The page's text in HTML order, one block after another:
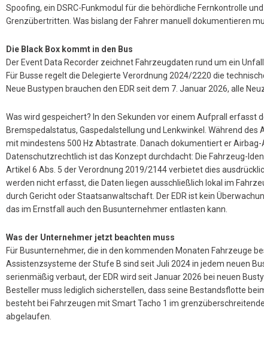
Spoofing, ein DSRC-Funkmodul für die behördliche Fernkontrolle
Grenzübertritten. Was bislang der Fahrer manuell dokumentieren
Die Black Box kommt in den Bus
Der Event Data Recorder zeichnet Fahrzeugdaten rund um ein
Für Busse regelt die Delegierte Verordnung 2024/2220 die
Neue Bustypen brauchen den EDR seit dem 7. Januar 2026, alle
Was wird gespeichert? In den Sekunden vor einem Aufprall erfasst
Bremspedalstatus, Gaspedalstellung und Lenkwinkel. Während
mit mindestens 500 Hz Abtastrate. Danach dokumentiert er
Datenschutzrechtlich ist das Konzept durchdacht: Die Fahrzeug-
Artikel 6 Abs. 5 der Verordnung 2019/2144 verbietet dies
werden nicht erfasst, die Daten liegen ausschließlich lokal im
durch Gericht oder Staatsanwaltschaft. Der EDR ist kein
das im Ernstfall auch den Busunternehmer entlasten kann.
Was der Unternehmer jetzt beachten muss
Für Busunternehmer, die in den kommenden Monaten Fahrzeuge
Assistenzsysteme der Stufe B sind seit Juli 2024 in jedem neuen
serienmäßig verbaut, der EDR wird seit Januar 2026 bei neuen
Besteller muss lediglich sicherstellen, dass seine Bestandsflotte
besteht bei Fahrzeugen mit Smart Tacho 1 im
abgelaufen.